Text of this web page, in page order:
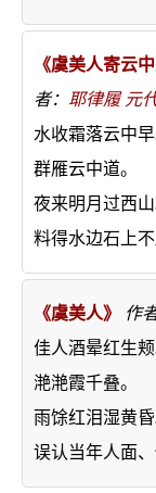
《虞美人寄云
者： 耶律履 元
水收霜落云中早
群雁云中道。
夜来明月过西山
料得水边石上不
《虞美人》 作
佳人酒晕红生颊
滟滟霞千叠。
雨馀红泪湿黄昏
误认当年人面、